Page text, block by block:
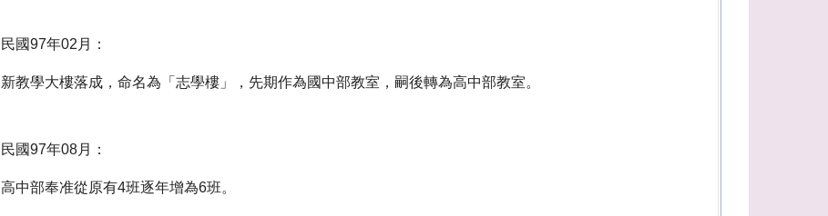
民國97年02月：
新教學大樓落成，命名為「志學樓」，先期作為國中部教室，嗣後轉為高中部教室。
民國97年08月：
高中部奉准從原有4班逐年增為6班。